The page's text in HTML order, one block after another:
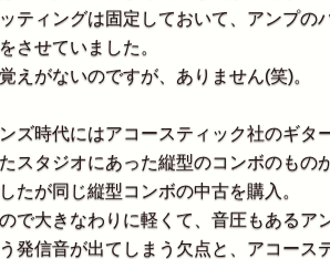
ティングは固定しておいて、アンプの
させていました。
えがないのですが、ありません(笑)。
ズ時代にはアコースティック社のギタ
スタジオにあった縦型のコンボのもの
たが同じ縦型コンボの中古を購入。
で大きなわりに軽くて、音圧もあるア
発信音が出てしまう欠点と、アコース